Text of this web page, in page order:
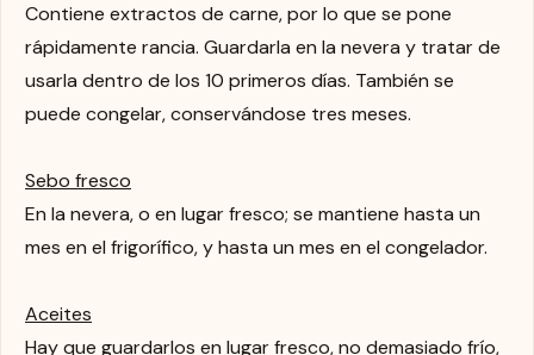
Contiene extractos de carne, por lo que se pone
rápidamente rancia. Guardarla en la nevera y tratar de
usarla dentro de los 10 primeros días. También se
puede congelar, conservándose tres meses.
Sebo fresco
En la nevera, o en lugar fresco; se mantiene hasta un
mes en el frigorífico, y hasta un mes en el congelador.
Aceites
Hay que guardarlos en lugar fresco, no demasiado frío,